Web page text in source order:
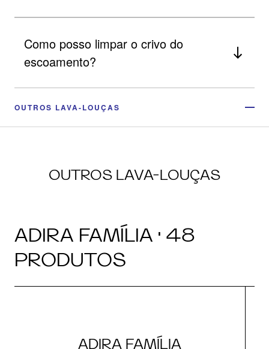
Como posso limpar o crivo do
escoamento?
OUTROS LAVA-LOUÇAS
OUTROS LAVA-LOUÇAS
ADIRA FAMÍLIA · 48
PRODUTOS
ADIRA FAMÍLIA